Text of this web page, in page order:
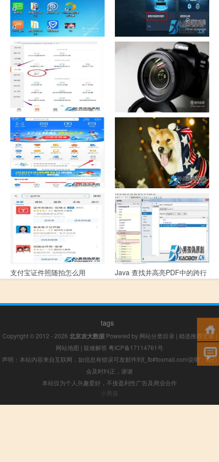
如何看认识QQ好友具体多少天
了
战网怎么修改昵称？
中国联通手机营业厅销户操作
指引
摄影作品的欣赏方法
支付宝怎么拍违章挣钱？
宠物定位器app开发可以解决哪
些问题？
支付宝证件照随拍怎么用
Java 查找并高亮PDF中的跨行
文本
tags
Copyright © 2012 - 2026 北京农大数据Powered by 网站分类目录 | 精选推荐文章|
网站地图 | 疑难解答 粤ICP备17114761号
声明：本站内容来自互联网，如信息有错误可发邮件到f_fb#foxmail.com说明，我们
会及时纠正，谢谢
本站仅为个人兴趣爱好，不接盈利性广告及商业合作
小男孩